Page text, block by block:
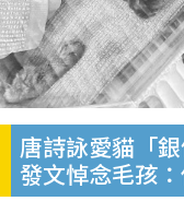
唐詩詠愛貓「
發文悼念毛孩